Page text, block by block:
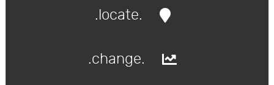
.locate.
.change.